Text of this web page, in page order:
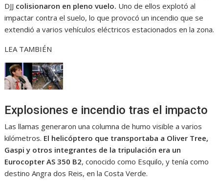
DJJ colisionaron en pleno vuelo. Uno de ellos explotó al
impactar contra el suelo, lo que provocó un incendio que se
extendió a varios vehículos eléctricos estacionados en la zona.
LEA TAMBIÉN
Explosiones e incendio tras el impacto
Las llamas generaron una columna de humo visible a varios
kilómetros. El helicóptero que transportaba a Oliver Tree,
Gaspi y otros integrantes de la tripulación era un
Eurocopter AS 350 B2, conocido como Esquilo, y tenía como
destino Angra dos Reis, en la Costa Verde.